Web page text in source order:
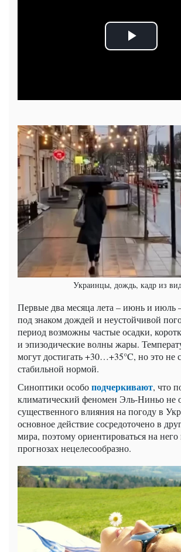
Украинцы, дождь, кадр из
Первые два месяца лета – июнь и июль
под знаком дождей и неустойчивой
период возможны частые осадки,
и эпизодические волны жары.
могут достигать +30…+35°C, но это не
стабильной нормой.
Синоптики особоподчеркивают, что
климатический феномен Эль-Ниньо не
существенного влияния на погоду в
основное действие сосредоточено в
мира, поэтому ориентироваться на
прогнозах нецелесообразно.